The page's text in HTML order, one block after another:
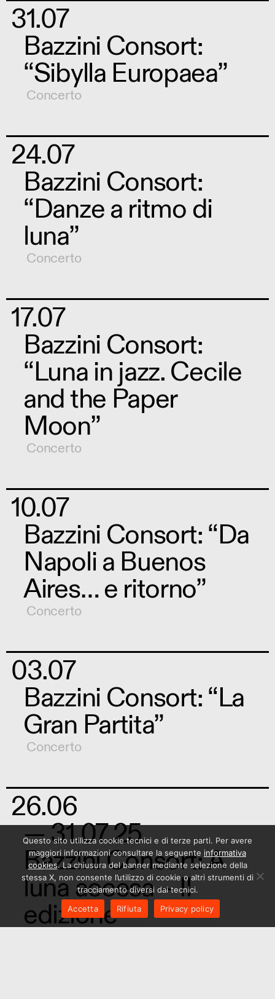
31.07
Bazzini Consort:
“Sibylla Europaea”
Concerto
24.07
Bazzini Consort:
“Danze a ritmo di
luna”
Concerto
17.07
Bazzini Consort:
“Luna in jazz. Cecile
and the Paper
Moon”
Concerto
10.07
Bazzini Consort: “Da
Napoli a Buenos
Aires… e ritorno”
Concerto
03.07
Bazzini Consort: “La
Gran Partita”
Concerto
26.06
— 31.07.25
Bazzini Consort: A
luna accesa – II
edizione
Questo sito utilizza cookie tecnici e di terze parti. Per avere
maggiori informazioni consultare la seguente informativa
cookies. La chiusura del banner mediante selezione della
stessa X, non consente l’utilizzo di cookie o altri strumenti di
tracciamento diversi dai tecnici.
Accetta
Rifiuta Privacy policy